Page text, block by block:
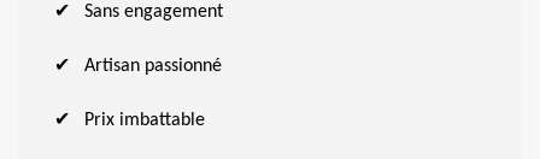
Sans engagement
Artisan passionné
Prix imbattable